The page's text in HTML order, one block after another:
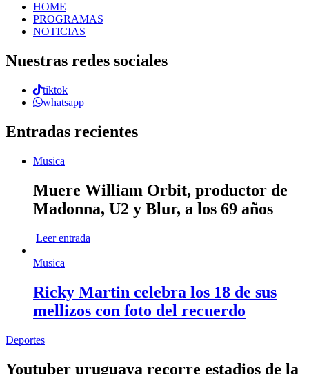
HOME
PROGRAMAS
NOTICIAS
Nuestras redes sociales
tiktok
whatsapp
Entradas recientes
Musica
Muere William Orbit, productor de
Madonna, U2 y Blur, a los 69 años
Leer entrada
Musica
Ricky Martin celebra los 18 de sus
mellizos con foto del recuerdo
Deportes
Youtuber uruguaya recorre estadios de la